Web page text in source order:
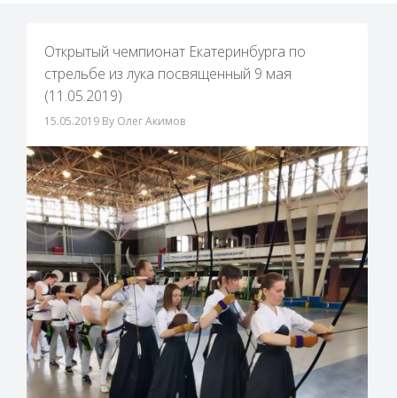
Открытый чемпионат Екатеринбурга по
стрельбе из лука посвященный 9 мая
(11.05.2019)
15.05.2019 By Олег Акимов